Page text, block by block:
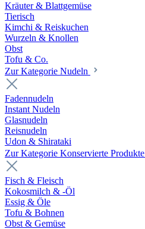
Kräuter & Blattgemüse
Tierisch
Kimchi & Reiskuchen
Wurzeln & Knollen
Obst
Tofu & Co.
Zur Kategorie Nudeln
Fadennudeln
Instant Nudeln
Glasnudeln
Reisnudeln
Udon & Shirataki
Zur Kategorie Konservierte Produkte
Fisch & Fleisch
Kokosmilch & -Öl
Essig & Öle
Tofu & Bohnen
Obst & Gemüse